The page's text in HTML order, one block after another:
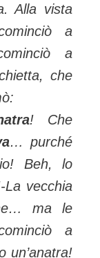
Alla vista
a
a
che
! Che
… purché
Beh, lo
La vecchia
ma le
a
un’anatra!